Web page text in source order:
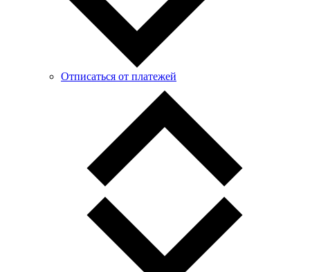
Отписаться от платежей